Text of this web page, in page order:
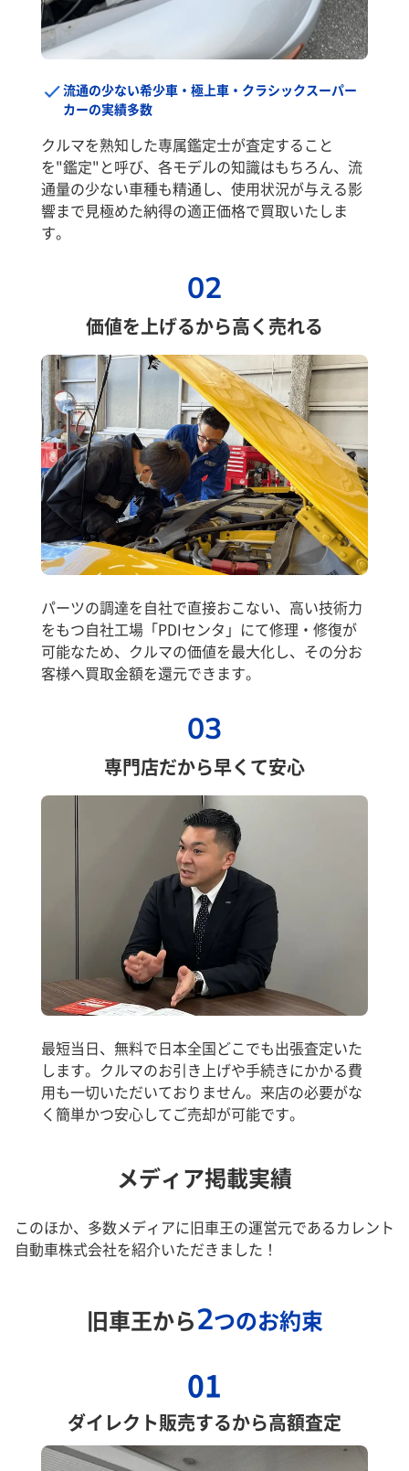
流通の少ない希少車・極上車・クラシックスーパー
カーの実績多数
クルマを熟知した専属鑑定士が査定すること
を"鑑定"と呼び、各モデルの知識はもちろん、流
通量の少ない車種も精通し、使用状況が与える影
響まで見極めた納得の適正価格で買取いたしま
す。
02
価値を上げるから高く売れる
パーツの調達を自社で直接おこない、高い技術力
をもつ自社工場「PDIセンタ」にて修理・修復が
可能なため、クルマの価値を最大化し、その分お
客様へ買取金額を還元できます。
03
専門店だから早くて安心
最短当日、無料で日本全国どこでも出張査定いた
します。クルマのお引き上げや手続きにかかる費
用も一切いただいておりません。来店の必要がな
く簡単かつ安心してご売却が可能です。
メディア掲載実績
このほか、多数メディアに旧車王の運営元であるカレント
自動車株式会社を紹介いただきました！
旧車王から2つのお約束
01
ダイレクト販売するから高額査定